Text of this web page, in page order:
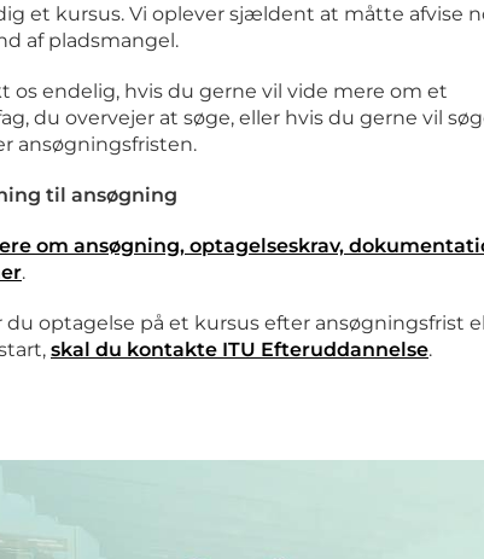
et kursus. Vi oplever sjældent at måtte afvise
af pladsmangel.
os endelig, hvis du gerne vil vide mere om et
du overvejer at søge, eller hvis du gerne vil
ansøgningsfristen.
til ansøgning
om ansøgning, optagelseskrav,
.
optagelse på et kursus efter ansøgningsfrist
skal du kontakte ITU Efteruddannelse.